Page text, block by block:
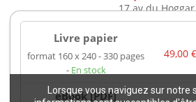
Lorsque vous naviguez sur notre
Livre papier
format 160 x 240 330 pages
En stock
49,00 €
eBook [PDF]
17 av du Hoggar
91944 Les Ulis Cedex
Téléphone : +33 (0)1 69
Email :
Ouvert du Lundi au Vendredi,